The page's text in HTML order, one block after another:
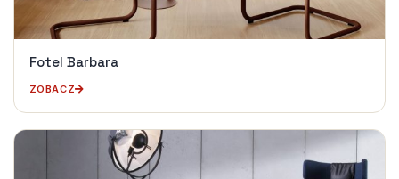
Fotel Barbara
ZOBACZ